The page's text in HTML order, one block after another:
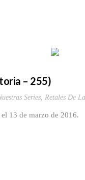
– 255)
Series, Retales De
13 de marzo de 2016.